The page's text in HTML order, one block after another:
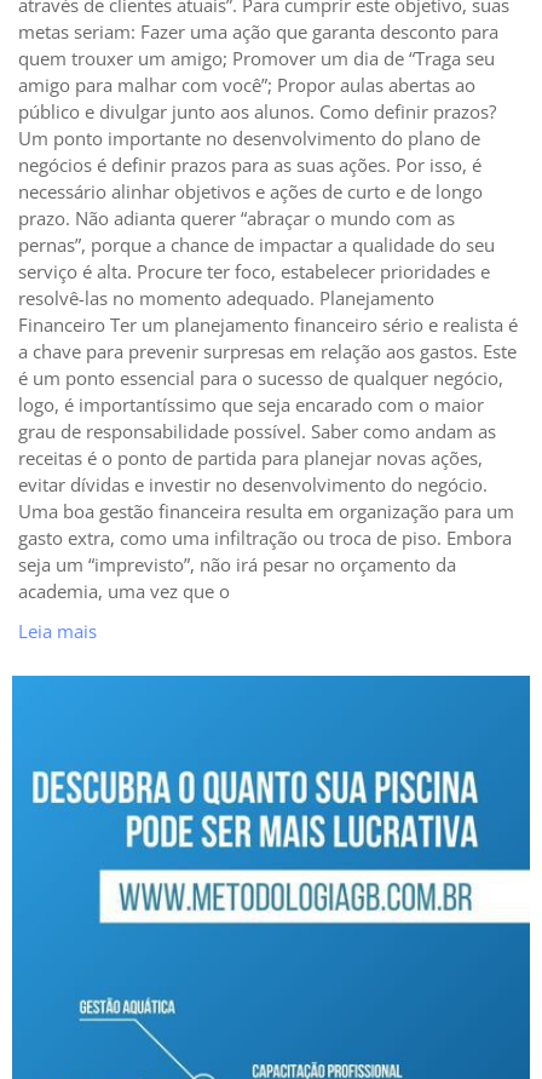
metas seriam: Fazer uma ação que garanta desconto para
quem trouxer um amigo; Promover um dia de “Traga seu
amigo para malhar com você”; Propor aulas abertas ao
público e divulgar junto aos alunos. Como definir prazos?
Um ponto importante no desenvolvimento do plano de
negócios é definir prazos para as suas ações. Por isso, é
necessário alinhar objetivos e ações de curto e de longo
prazo. Não adianta querer “abraçar o mundo com as
pernas”, porque a chance de impactar a qualidade do seu
serviço é alta. Procure ter foco, estabelecer prioridades e
resolvê-las no momento adequado. Planejamento
Financeiro Ter um planejamento financeiro sério e realista é
a chave para prevenir surpresas em relação aos gastos. Este
é um ponto essencial para o sucesso de qualquer negócio,
logo, é importantíssimo que seja encarado com o maior
grau de responsabilidade possível. Saber como andam as
receitas é o ponto de partida para planejar novas ações,
evitar dívidas e investir no desenvolvimento do negócio.
Uma boa gestão financeira resulta em organização para um
gasto extra, como uma infiltração ou troca de piso. Embora
seja um “imprevisto”, não irá pesar no orçamento da
academia, uma vez que o
Leia mais